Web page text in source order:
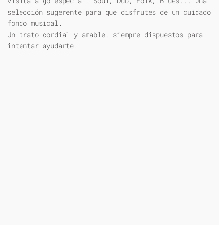
selección sugerente para que disfrutes de un cuidado
fondo musical.
Un trato cordial y amable, siempre dispuestos para
intentar ayudarte.